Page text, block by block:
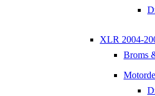
XLR 2004-
Broms